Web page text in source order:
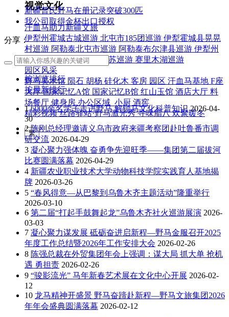
视觉文化
汗血马助力新疆文旅
伊犁州霍城古城巡游 北屯市185团巡游 伊犁霍城县晃晃
村巡游 阿勒泰北屯市巡游 阿勒泰布尔津县巡游 伊犁州
察布查尔县巡游 伊犁昭苏巡游 赛里木湖巡游
园区风采
野马美术馆 陨石 胡杨 硅化木 客房 园区 汗血马基地 F座
大厅 国家记忆A馆 国家记忆B馆 红山玉馆 酒店大厅 料
场餐厅 健身房 办公区域 小厨 酒窖
精彩视频 丝路驿站·野马激光秀 寻味腊八 欢聚暖冬
繁
新疆普氏野马在册记录突破300匹
我公司取得金杯出口授权
分享：
按浏览排行
按最新排行
16000余名学子走进野马 解锁马文化科普知识 2026-04-
30
2陈刚总经理邀请义乌市政府来疆考察团赴吐鲁番市调
研交流 2026-04-29
3 凝心聚力强体魄 奋勇争先迎旺季——集团第二届拔河
比赛圆满落幕 2026-04-29
4 新疆农业职业技术大学动物科技学院实践育人基地揭
牌 2026-03-26
5 “春风得意—从巴黎到乌鲁木齐主题活动”隆重举行
2026-03-10
6 第二届“打起手鼓舞起龙”乌鲁木齐社火巡游展演 2026-
03-03
7 凝心聚力谋发展 砥砺奋进启新程—野马金服召开2025
年度工作总结暨2026年工作安排大会 2026-02-26
8 陈强总裁在外贸集团年会上强调：谋大局 抓大单 抢机
遇 勇担责 2026-02-26
9 “骏影流光” 马年新春艺术展在文化中心开展 2026-02-
12
10 龙马精神开盛景 野马奋蹄赴新程—野马文旅集团2026
年年会盛典圆满落幕 2026-02-12